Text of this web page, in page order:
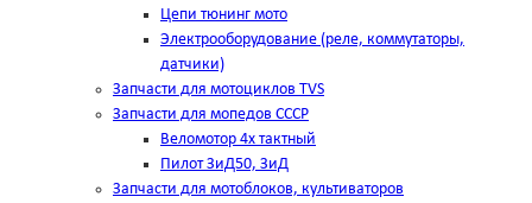
Цепи тюнинг мото
Электрооборудование (реле, коммутаторы,
датчики)
Запчасти для мотоциклов TVS
Запчасти для мопедов СССР
Веломотор 4х тактный
Пилот ЗиД50, ЗиД
Запчасти для мотоблоков, культиваторов